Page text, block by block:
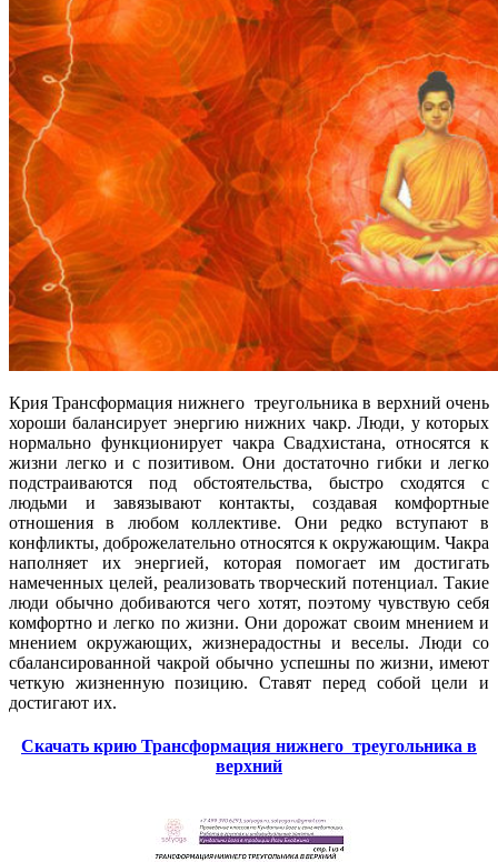
Крия Трансформация нижнего треугольника в верхний очень
хороши балансирует энергию нижних чакр. Люди, у которых
нормально функционирует чакра Свадхистана, относятся к
жизни легко и с позитивом. Они достаточно гибки и легко
подстраиваются под обстоятельства, быстро сходятся с
людьми и завязывают контакты, создавая комфортные
отношения в любом коллективе. Они редко вступают в
конфликты, доброжелательно относятся к окружающим. Чакра
наполняет их энергией, которая помогает им достигать
намеченных целей, реализовать творческий потенциал. Такие
люди обычно добиваются чего хотят, поэтому чувствую себя
комфортно и легко по жизни. Они дорожат своим мнением и
мнением окружающих, жизнерадостны и веселы. Люди со
сбалансированной чакрой обычно успешны по жизни, имеют
четкую жизненную позицию. Ставят перед собой цели и
достигают их.
Скачать крию Трансформация нижнего треугольника в
верхний